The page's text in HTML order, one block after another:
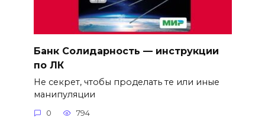
Банк Солидарность — инструкции
по ЛК
Не секрет, чтобы проделать те или иные
манипуляции
0 794